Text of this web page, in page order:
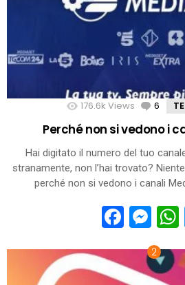
176.6k Views 6
Perché non si vedono i
Hai digitato il numero del tuo
stranamente, non l’hai trovato?
perché non si vedono i canali